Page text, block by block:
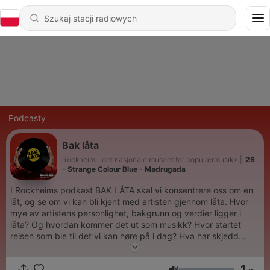
Podcasty
Bak låta
Rockheim - det nasjonale museet for populærmusikk
26
- Strange Colour Blue - Madrugada
I Rockheims podkast BAK LÅTA skal vi konsentrere oss om én
låt, og se om vi kan bli kjent med artisten gjennom låta. Hvor
mye av artistens personlighet, bakgrunn og verdier ligger i
låta? Og hvordan kommer det ut som musikk? Hvor startet
reisen som ble til det vi kan høre på i dag? Hva har skjedd
underveis i prosessen? Og hva innebærer det egentlig å jobbe